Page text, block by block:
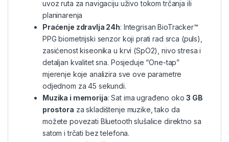
uvoz ruta za navigaciju uživo tokom trčanja ili
planinarenja
Praćenje zdravlja 24h: Integrisan BioTracker™
PPG biometrijski senzor koji prati rad srca (puls),
zasićenost kiseonika u krvi (SpO2), nivo stresa i
detaljan kvalitet sna. Posjeduje “One-tap”
mjerenje koje analizira sve ove parametre
odjednom za 45 sekundi.
Muzika i memorija: Sat ima ugrađeno oko3 GB
prostora za skladištenje muzike, tako da
možete povezati Bluetooth slušalice direktno sa
satom i trčati bez telefona.